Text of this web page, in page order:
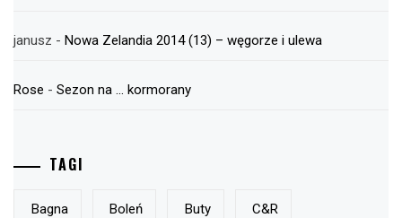
janusz - Nowa Zelandia 2014 (13) – węgorze i ulewa
Rose - Sezon na … kormorany
TAGI
Bagna Boleń Buty C&r